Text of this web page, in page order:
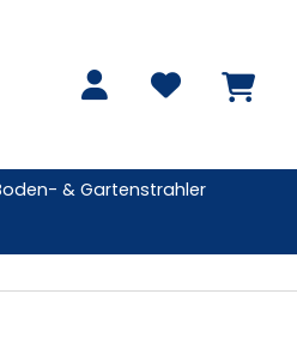
& Gartenstrahler